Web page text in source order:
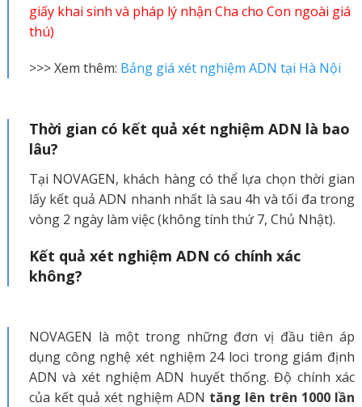
giấy khai sinh và pháp lý nhận Cha cho Con ngoài giá
thú)
>>> Xem thêm: Bảng giá xét nghiệm ADN tại Hà Nội
Thời gian có kết quả xét nghiệm ADN là bao
lâu?
Tại NOVAGEN, khách hàng có thể lựa chọn thời gian
lấy kết quả ADN nhanh nhất là sau 4h và tối đa trong
vòng 2 ngày làm việc (không tính thứ 7, Chủ Nhật).
Kết quả xét nghiệm ADN có chính xác
không?
NOVAGEN là một trong những đơn vị đầu tiên áp
dụng công nghệ xét nghiệm 24 loci trong giám định
ADN và xét nghiệm ADN huyết thống. Độ chính xác
của kết quả xét nghiệm ADN tăng lên trên 1000 lần